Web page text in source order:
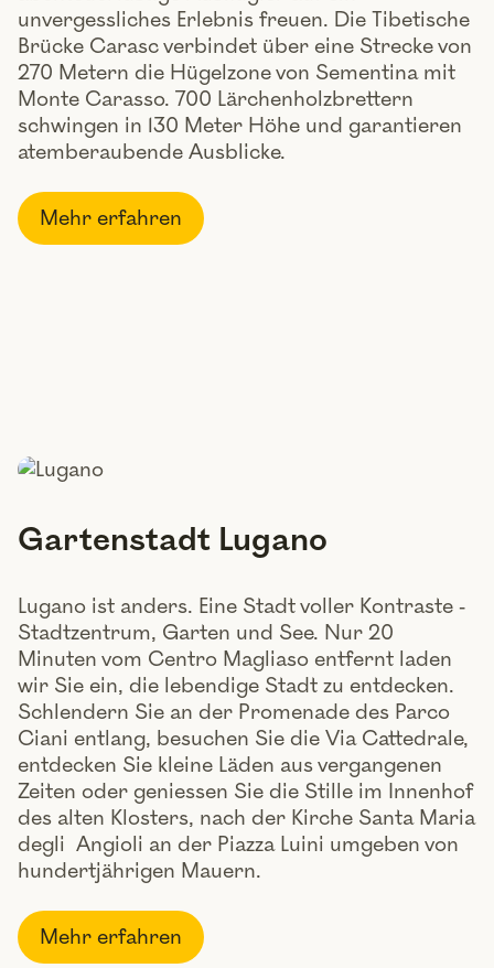
unvergessliches Erlebnis freuen. Die Tibetische
Brücke Carasc verbindet über eine Strecke von
270 Metern die Hügelzone von Sementina mit
Monte Carasso. 700 Lärchenholzbrettern
schwingen in 130 Meter Höhe und garantieren
atemberaubende Ausblicke.
Mehr erfahren
Gartenstadt Lugano
Lugano ist anders. Eine Stadt voller Kontraste -
Stadtzentrum, Garten und See. Nur 20
Minuten vom Centro Magliaso entfernt laden
wir Sie ein, die lebendige Stadt zu entdecken.
Schlendern Sie an der Promenade des Parco
Ciani entlang, besuchen Sie die Via Cattedrale,
entdecken Sie kleine Läden aus vergangenen
Zeiten oder geniessen Sie die Stille im Innenhof
des alten Klosters, nach der Kirche Santa Maria
degli Angioli an der Piazza Luini umgeben von
hundertjährigen Mauern.
Mehr erfahren